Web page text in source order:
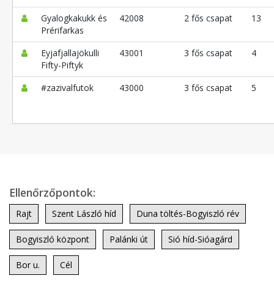
Gyalogkakukk és
Prérifarkas
42008 2 fős csapat 13
Eyjafjallajökulli
Fifty-Piftyk
43001 3 fős csapat 4
#zazivalfutok 43000 3 fős csapat 5
Ellenőrzőpontok:
Rajt Szent László híd Duna töltés-Bogyiszló rév
Bogyiszló központ Palánki út Sió híd-Sióagárd
Bor u. Cél